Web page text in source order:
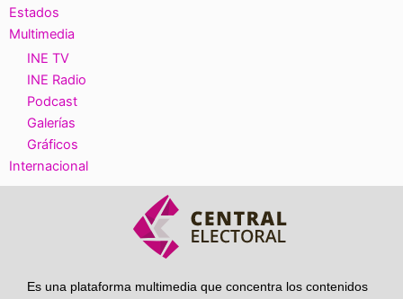
Estados
Multimedia
INE TV
INE Radio
Podcast
Galerías
Gráficos
Internacional
Es una plataforma multimedia que concentra los contenidos